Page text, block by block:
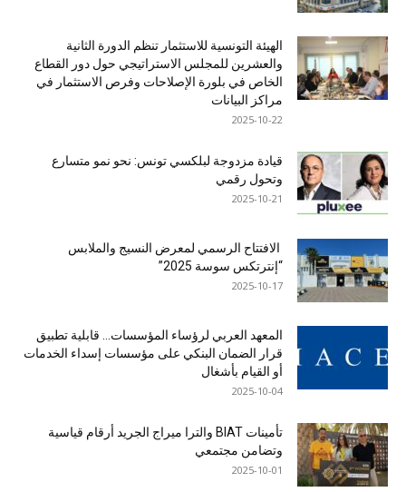
الهيئة التونسية للاستثمار تنظم الدورة الثانية
والعشرين للمجلس الاستراتيجي حول دور القطاع
الخاص في بلورة الإصلاحات وفرص الاستثمار في
مراكز البيانات
2025-10-22
قيادة مزدوجة لبلكسي تونس: نحو نمو متسارع
وتحول رقمي
2025-10-21
الافتتاح الرسمي لمعرض النسيج والملابس
“إنترتكس سوسة 2025”
2025-10-17
المعهد العربي لرؤساء المؤسسات… قابلية تطبيق
قرار الضمان البنكي على مؤسسات إسداء الخدمات
أو القيام بأشغال
2025-10-04
تأمينات BIAT والترا ميراج الجريد أرقام قياسية
وتضامن مجتمعي
2025-10-01